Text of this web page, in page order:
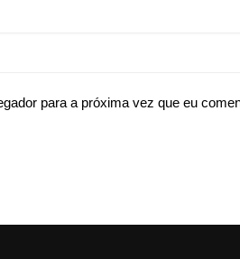
para a próxima vez que eu